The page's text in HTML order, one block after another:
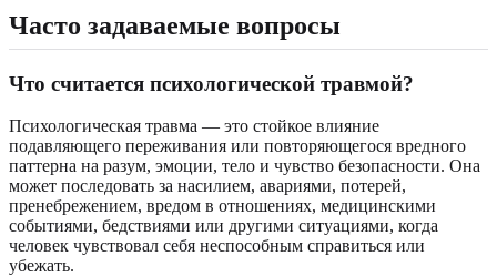
Часто задаваемые вопросы
Что считается психологической травмой?
Психологическая травма — это стойкое влияние
подавляющего переживания или повторяющегося вредного
паттерна на разум, эмоции, тело и чувство безопасности. Она
может последовать за насилием, авариями, потерей,
пренебрежением, вредом в отношениях, медицинскими
событиями, бедствиями или другими ситуациями, когда
человек чувствовал себя неспособным справиться или
убежать.